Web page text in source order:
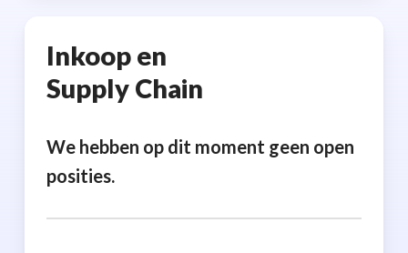
Inkoop en
Supply Chain
We hebben op dit moment geen open
posities.